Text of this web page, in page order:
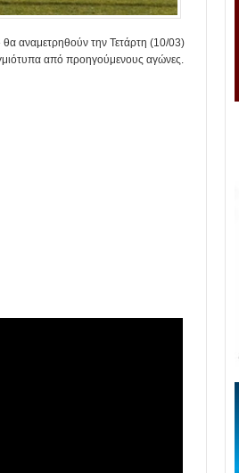
θα αναμετρηθούν την Τετάρτη (10/03)
από προηγούμενους αγώνες.